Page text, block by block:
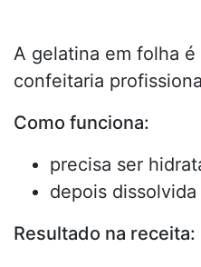
A gelatina em folha é
confeitaria
Como funciona:
precisa ser
depois
Resultado na receita: